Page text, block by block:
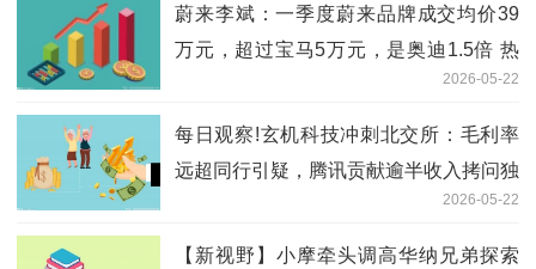
蔚来李斌：一季度蔚来品牌成交均价39
万元，超过宝马5万元，是奥迪1.5倍 热
2026-05-22
每日观察!玄机科技冲刺北交所：毛利率
远超同行引疑，腾讯贡献逾半收入拷问独
2026-05-22
【新视野】小摩牵头调高华纳兄弟探索